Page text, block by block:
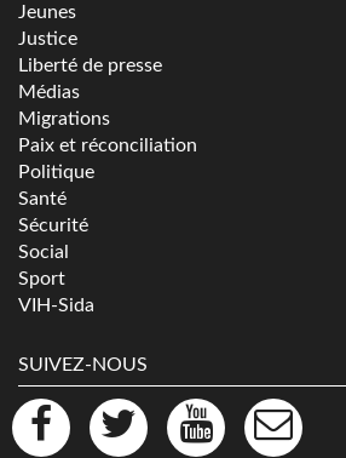
Jeunes
Justice
Liberté de presse
Médias
Migrations
Paix et réconciliation
Politique
Santé
Sécurité
Social
Sport
VIH-Sida
SUIVEZ-NOUS